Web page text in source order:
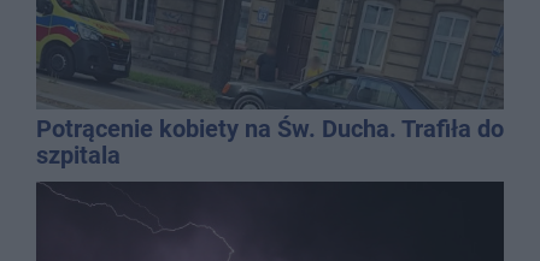
Potrącenie kobiety na Św. Ducha. Trafiła do
szpitala